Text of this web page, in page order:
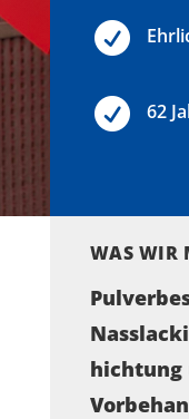

 62
WAS WIR
hichtung